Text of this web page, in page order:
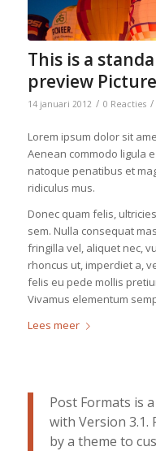
This is a
preview Picture
14 januari 2012 / 0 Reacties /
Lorem ipsum dolor sit
Aenean commodo ligula
natoque penatibus et
ridiculus mus.
Donec quam felis,
sem. Nulla consequat
fringilla vel, aliquet nec,
rhoncus ut, imperdiet a,
felis eu pede mollis
Vivamus elementum
Lees meer
Post Formats is
with Version 3.1.
by a theme to